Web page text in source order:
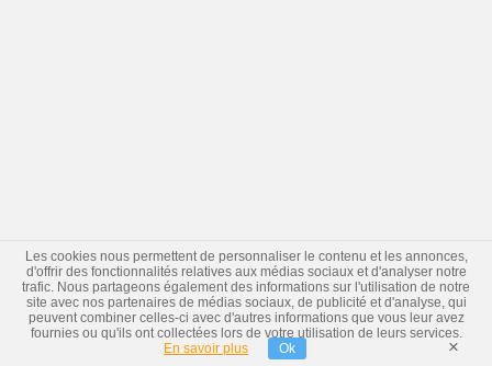
Les cookies nous permettent de personnaliser le contenu et les annonces,
d'offrir des fonctionnalités relatives aux médias sociaux et d'analyser notre
trafic. Nous partageons également des informations sur l'utilisation de notre
site avec nos partenaires de médias sociaux, de publicité et d'analyse, qui
peuvent combiner celles-ci avec d'autres informations que vous leur avez
fournies ou qu'ils ont collectées lors de votre utilisation de leurs services.
En savoir plus
Ok ×